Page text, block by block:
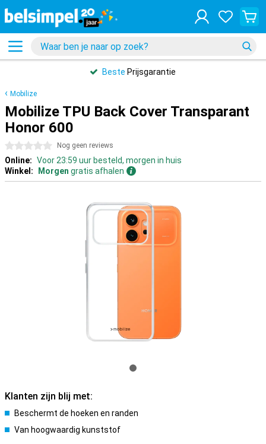
Beste Prijsgarantie
Mobilize
Mobilize TPU Back Cover Transparant
Honor 600
0 sterren Nog geen reviews
Online: Voor 23:59 uur besteld, morgen in huis
Winkel:
Morgen gratis afhalen
Klanten zijn blij met:
Beschermt de hoeken en randen
Van hoogwaardig kunststof